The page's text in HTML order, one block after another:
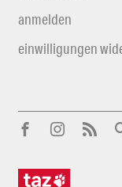
anmelden
einwilligungen